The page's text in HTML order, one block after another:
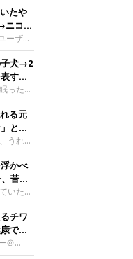
たや
ニコニ
に成
ーザー
ウェル
楽ちゃ
楽ちゃ
を過ご
ゃんの
神楽ち
から数
月）＠
の神楽
い。飼
”で寝
子犬→2
すコ
った子
さまざ
た。遊
遊び
紹介
取材
写真
に撮影
んは家
た。た
眠り始
る元
と感
うれし
るよう
りしま
小次郎
そうな
月撮
X（旧
の愛
ちら
歩をし
かべ
苦手
いた元
、苦手
族に寄
日、ケ
シルビ
介する
チワ
で穏
願う
＠
。写